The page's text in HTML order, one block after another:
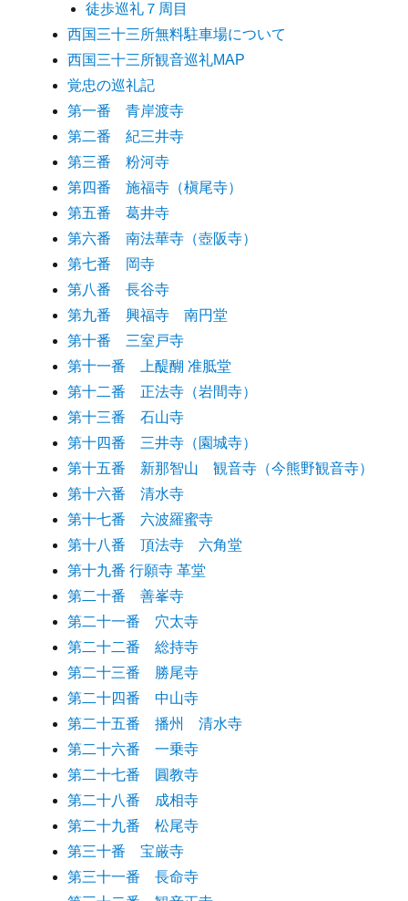
徒歩巡礼７周目
西国三十三所無料駐車場について
西国三十三所観音巡礼MAP
覚忠の巡礼記
第一番 青岸渡寺
第二番 紀三井寺
第三番 粉河寺
第四番 施福寺（槇尾寺）
第五番 葛井寺
第六番 南法華寺（壺阪寺）
第七番 岡寺
第八番 長谷寺
第九番 興福寺 南円堂
第十番 三室戸寺
第十一番 上醍醐 准胝堂
第十二番 正法寺（岩間寺）
第十三番 石山寺
第十四番 三井寺（園城寺）
第十五番 新那智山 観音寺（今熊野観音寺）
第十六番 清水寺
第十七番 六波羅蜜寺
第十八番 頂法寺 六角堂
第十九番 行願寺 革堂
第二十番 善峯寺
第二十一番 穴太寺
第二十二番 総持寺
第二十三番 勝尾寺
第二十四番 中山寺
第二十五番 播州 清水寺
第二十六番 一乗寺
第二十七番 圓教寺
第二十八番 成相寺
第二十九番 松尾寺
第三十番 宝厳寺
第三十一番 長命寺